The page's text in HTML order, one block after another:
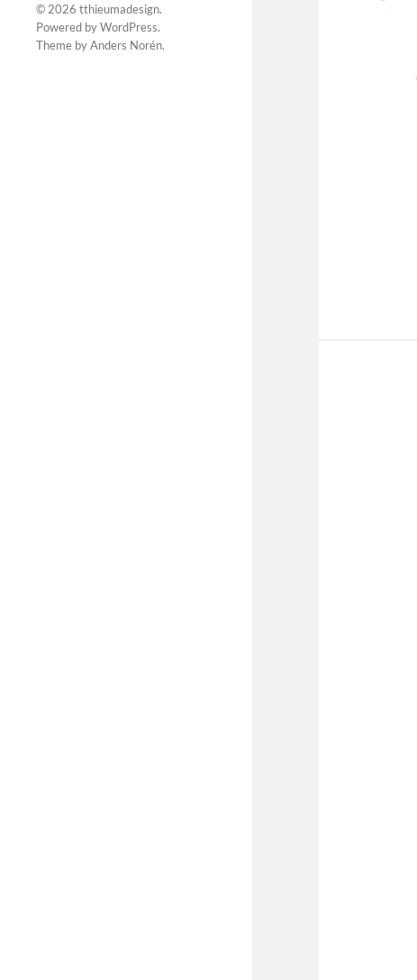
© 2026 tthieumadesign.
Powered byWordPress.
Theme byAnders Norén.